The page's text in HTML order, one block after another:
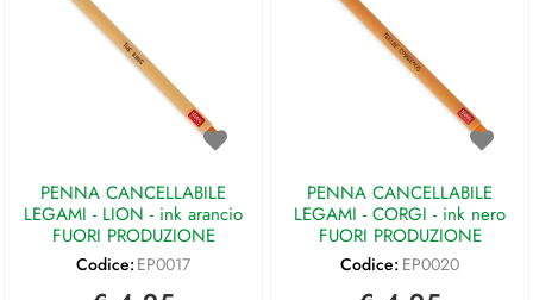
PENNA CANCELLABILE
LEGAMI - LION - ink arancio
FUORI PRODUZIONE
Codice: EP0017
PENNA CANCELLABILE
LEGAMI - CORGI - ink nero
FUORI PRODUZIONE
Codice: EP0020